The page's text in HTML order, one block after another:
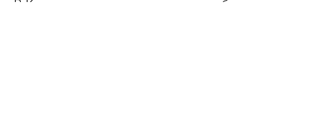
В Кузнецке женщина устроила дебош в